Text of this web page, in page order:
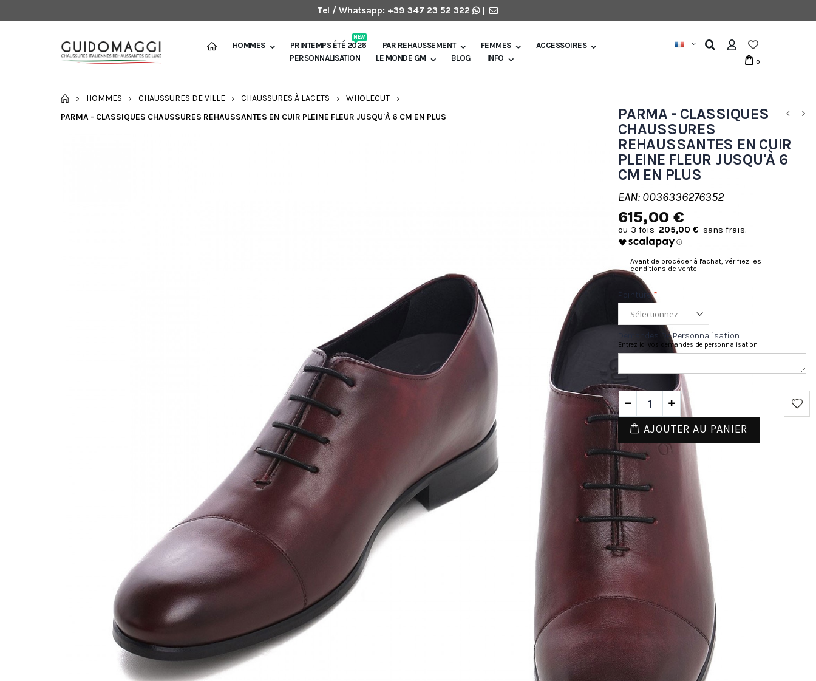
Tel / Whatsapp: +39 347 23 52 322 |
HOMMES PRINTEMPS ÉTÉ 2026
NEW
PAR REHAUSSEMENT FEMMES
ACCESSOIRES
PERSONNALISATION
LE MONDE GM BLOG INFO 0
ACCUEIL
HOMMES CHAUSSURES DE VILLE CHAUSSURES À LACETS
WHOLECUT
PARMA - CLASSIQUES CHAUSSURES REHAUSSANTES EN CUIR PLEINE FLEUR JUSQU'À 6 CM EN PLUS
PARMA - CLASSIQUES
CHAUSSURES
REHAUSSANTES EN CUIR
PLEINE FLEUR JUSQU'À 6
CM EN PLUS
EAN: 0036336276352
615,00 €
205,00 €
Avant de procéder à l'achat, vérifiez les
conditions de vente
Pointure*
Demandes De Personnalisation
Entrez ici vos demandes de personnalisation
AJOUTER AU PANIER